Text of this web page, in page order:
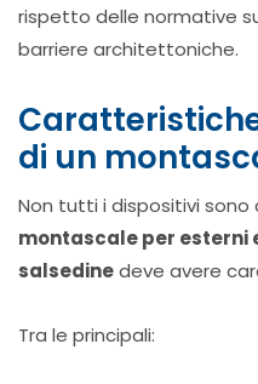
rispetto delle normative
barriere architettoniche.
di un
Non tutti i dispositivi sono
montascale per esterni
salsedinedeve avere
Tra le principali: